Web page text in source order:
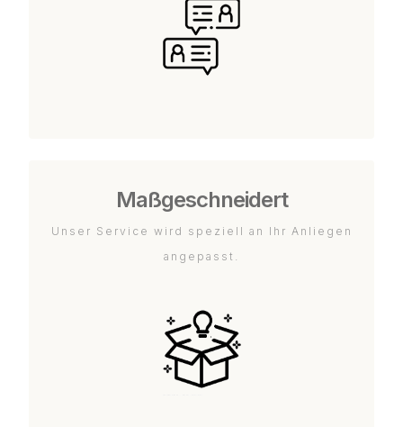
Maßgeschneidert
Unser Service wird speziell an Ihr Anliegen
angepasst.